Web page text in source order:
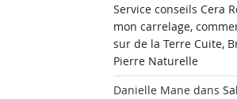
Service conseils Cera
mon carrelage,
sur de la Terre Cuite,
Pierre Naturelle
Danielle Manedans